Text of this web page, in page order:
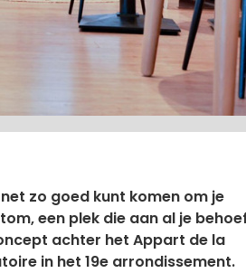
zo goed kunt komen om je
een plek die aan al je
achter het Appart de la
in het 19e arrondissement.